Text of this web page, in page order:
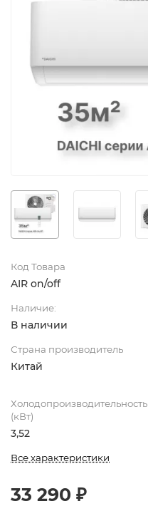
Код Товара
AIR on/off
Наличие:
В наличии
Страна производитель
Китай
Холодопроизводительность
(кВт)
3,52
Все характеристики
33 290 ₽